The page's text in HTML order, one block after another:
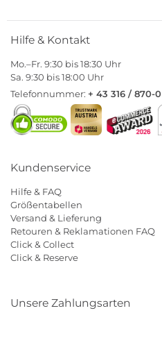
Hilfe & Kontakt
Mo.–Fr. 9:30 bis 18:30 Uhr
Sa. 9:30 bis 18:00 Uhr
Telefonnummer: + 43 316 / 870-0
Kundenservice
Hilfe & FAQ
Größentabellen
Versand & Lieferung
Retouren & Reklamationen FAQ
Click & Collect
Click & Reserve
Unsere Zahlungsarten